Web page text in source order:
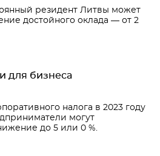
резидент Литвы может
достойного оклада — от 2
для бизнеса
налога в 2023 году
могут
до 5 или 0 %.